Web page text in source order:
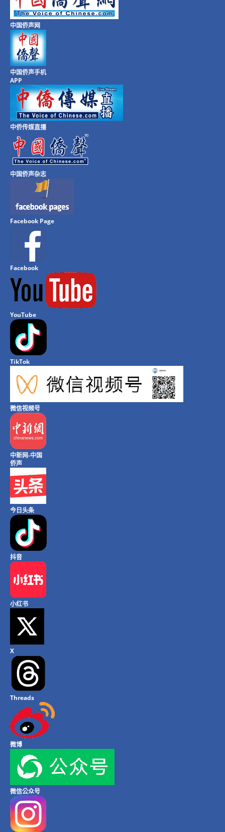
中国侨声网
中国侨声手机
APP
中侨传媒直播
中国侨声杂志
Facebook Page
Facebook
YouTube
TikTok
微信视频号
中新网-中国
侨声
今日头条
抖音
小红书
X
Threads
微博
微信公众号